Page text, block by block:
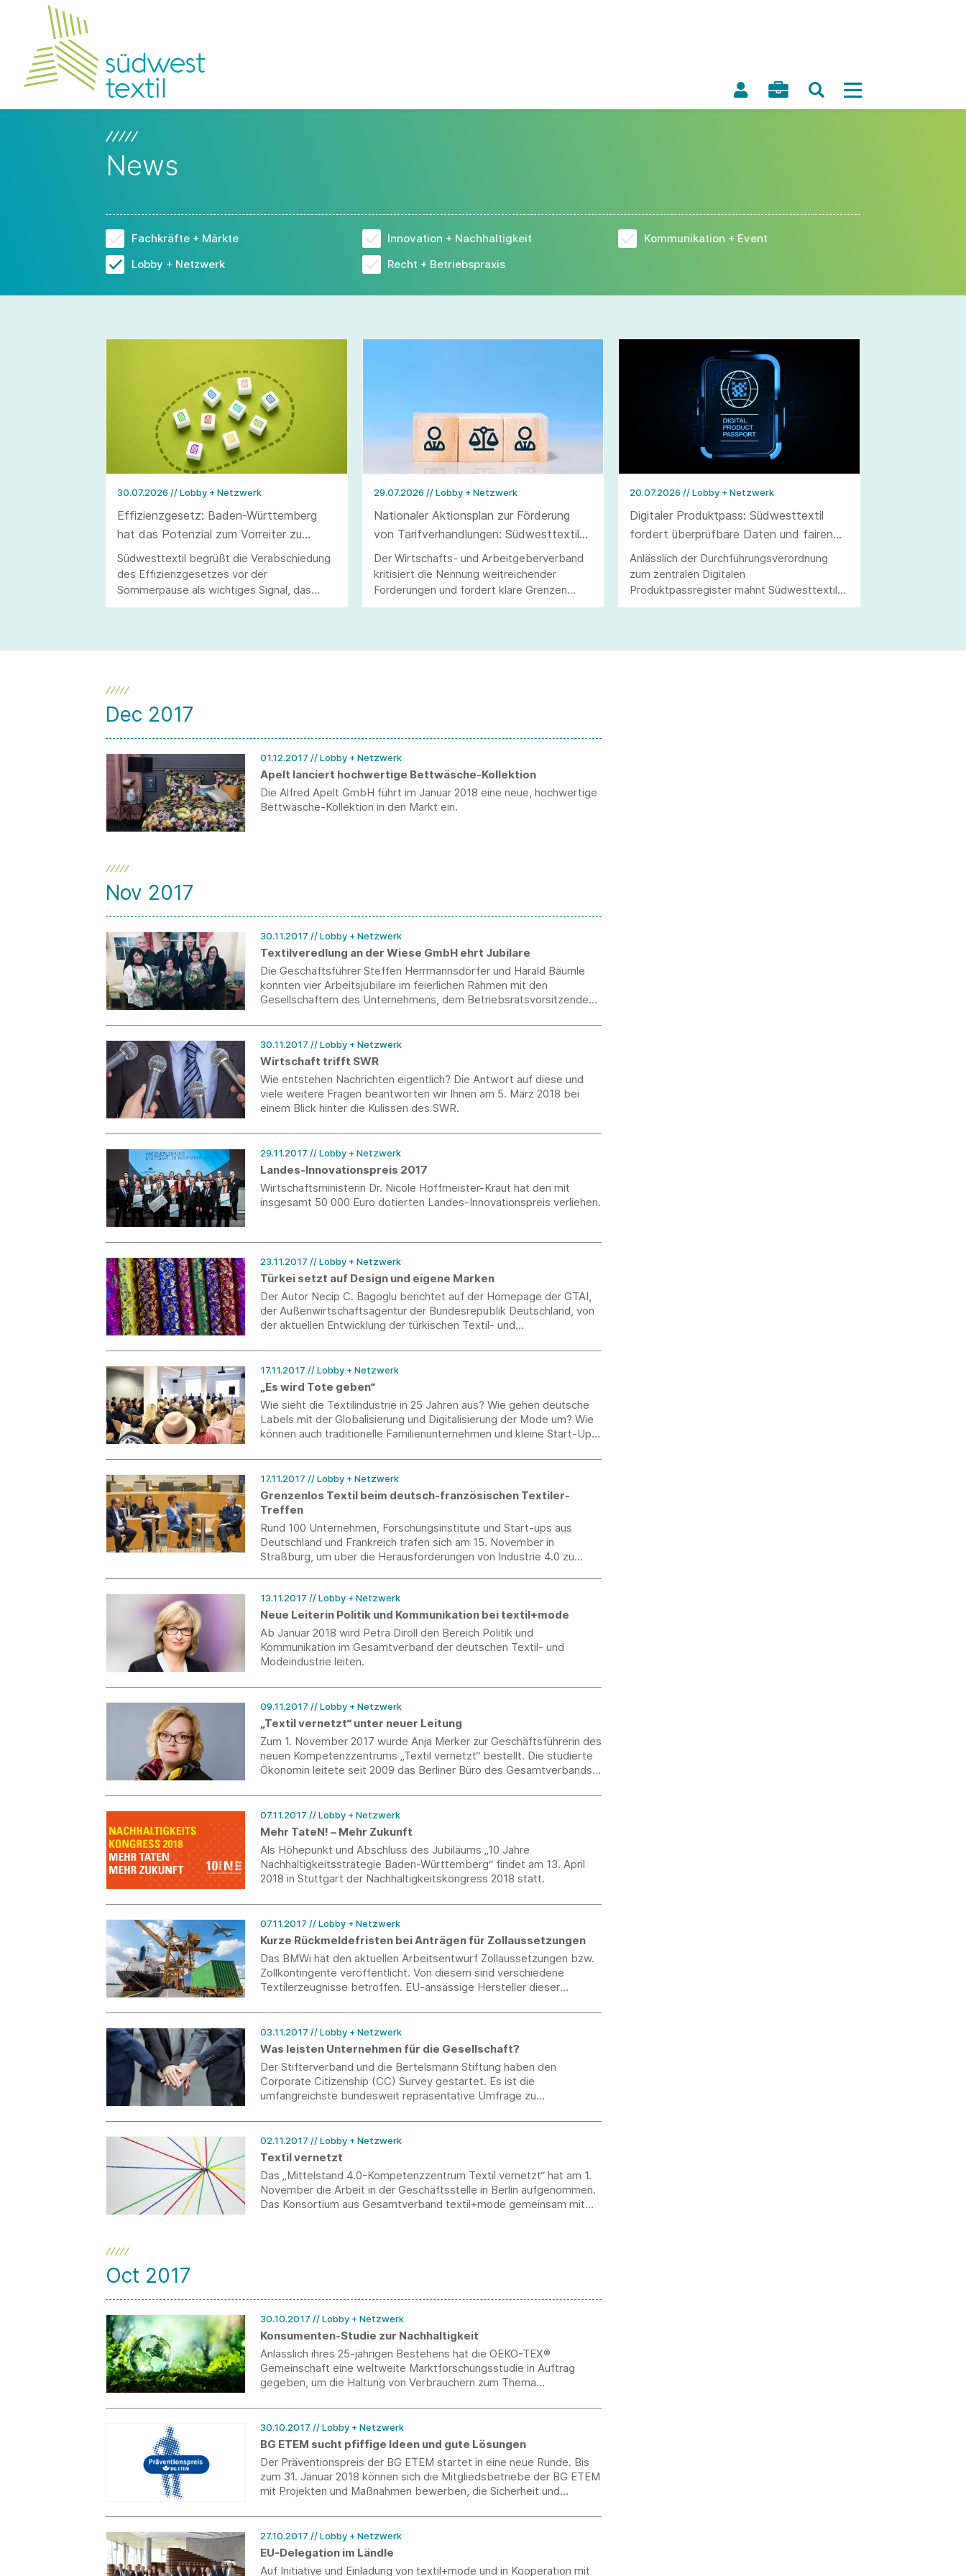
News
Fachkräfte + Märkte Innovation + Nachhaltigkeit
Kommunikation + Event
Lobby + Netzwerk
Recht + Betriebspraxis
30.07.2026 // Lobby + Netzwerk
Effizienzgesetz: Baden-Württemberg
hat das Potenzial zum Vorreiter zu
werden
Südwesttextil begrüßt die Verabschiedung
des Effizienzgesetzes vor der
Sommerpause als wichtiges Signal, das
allerdings erst durch eine stringente
29.07.2026 // Lobby + Netzwerk
Nationaler Aktionsplan zur Förderung
von Tarifverhandlungen: Südwesttextil
warnt vor Eingriffen in Tarifautonomie
und Koalitionsfreiheit
Der Wirtschafts- und Arbeitgeberverband
kritisiert die Nennung weitreichender
Forderungen und fordert klare Grenzen
staatlichen Handelns.
20.07.2026// Lobby + Netzwerk
Digitaler Produktpass: Südwesttextil
fordert überprüfbare Daten und fairen
Vollzug
Anlässlich der Durchführungsverordnung
zum zentralen Digitalen
Produktpassregister mahnt Südwesttextil
eine praxistaugliche Umsetzung an. Nur mit
Wettbewerb sichergestellt werden.
Dec 2017
01.12.2017 // Lobby + Netzwerk
Apelt lanciert hochwertige Bettwäsche-Kollektion
Die Alfred Apelt GmbH führt im Januar 2018 eine neue, hochwertige
Bettwäsche-Kollektion in den Markt ein.
Nov 2017
30.11.2017 // Lobby + Netzwerk
Textilveredlung an der Wiese GmbH ehrt Jubilare
Die Geschäftsführer Steffen Herrmannsdörfer und Harald Bäumle
konnten vier Arbeitsjubilare im feierlichen Rahmen mit den
Gesellschaftern des Unternehmens, dem Betriebsratsvorsitzenden
30.11.2017 // Lobby + Netzwerk
Wirtschaft trifft SWR
Wie entstehen Nachrichten eigentlich? Die Antwort auf diese und
viele weitere Fragen beantworten wir Ihnen am 5. März 2018 bei
einem Blick hinter die Kulissen des SWR.
29.11.2017 // Lobby + Netzwerk
Landes-Innovationspreis 2017
Wirtschaftsministerin Dr. Nicole Hoffmeister-Kraut hat den mit
insgesamt 50 000 Euro dotierten Landes-Innovationspreis verliehen.
23.11.2017 // Lobby + Netzwerk
Türkei setzt auf Design und eigene Marken
Der Autor Necip C. Bagoglu berichtet auf der Homepage der GTAI,
der Außenwirtschaftsagentur der Bundesrepublik Deutschland, von
der aktuellen Entwicklung der türkischen Textil- und
17.11.2017 // Lobby + Netzwerk
„Es wird Tote geben“
Wie sieht die Textilindustrie in 25 Jahren aus? Wie gehen deutsche
Labels mit der Globalisierung und Digitalisierung der Mode um? Wie
können auch traditionelle Familienunternehmen und kleine Start-Ups
17.11.2017 // Lobby + Netzwerk
Grenzenlos Textil beim deutsch-französischen Textiler-
Treffen
Rund 100 Unternehmen, Forschungsinstitute und Start-ups aus
Deutschland und Frankreich trafen sich am 15. November in
Straßburg, um über die Herausforderungen von Industrie 4.0 zu
13.11.2017 // Lobby + Netzwerk
Neue Leiterin Politik und Kommunikation bei textil+mode
Ab Januar 2018 wird Petra Diroll den Bereich Politik und
Kommunikation im Gesamtverband der deutschen Textil- und
Modeindustrie leiten.
09.11.2017 // Lobby + Netzwerk
„Textil vernetzt“ unter neuer Leitung
Zum 1. November 2017 wurde Anja Merker zur Geschäftsführerin des
neuen Kompetenzzentrums „Textil vernetzt“ bestellt. Die studierte
Ökonomin leitete seit 2009 das Berliner Büro des Gesamtverbands
Vereinigung Metalle tätig.
07.11.2017 // Lobby + Netzwerk
Mehr TateN! – Mehr Zukunft
Als Höhepunkt und Abschluss des Jubiläums „10 Jahre
Nachhaltigkeitsstrategie Baden-Württemberg“ findet am 13. April
2018 in Stuttgart der Nachhaltigkeitskongress 2018 statt.
07.11.2017 // Lobby + Netzwerk
Kurze Rückmeldefristen bei Anträgen für Zollaussetzungen
Das BMWi hat den aktuellen Arbeitsentwurf Zollaussetzungen bzw.
Zollkontingente veröffentlicht. Von diesem sind verschiedene
Textilerzeugnisse betroffen. EU-ansässige Hersteller dieser
Zollaussetzung nachteilig betroffen wären, können wirtschaftliche
Einwände an das BMWi richten. Hierbei sind relativ kurzfristige
Fristen in Bezug auf Neuanträge (7. Dezember 2017) und
03.11.2017 // Lobby + Netzwerk
Was leisten Unternehmen für die Gesellschaft?
Der Stifterverband und die Bertelsmann Stiftung haben den
Corporate Citizenship (CC) Survey gestartet. Es ist die
umfangreichste bundesweit repräsentative Umfrage zu
02.11.2017 // Lobby + Netzwerk
Textil vernetzt
Das „Mittelstand 4.0-Kompetenzzentrum Textil vernetzt“ hat am 1.
November die Arbeit in der Geschäftsstelle in Berlin aufgenommen.
Das Konsortium aus Gesamtverband textil+mode gemeinsam mit
Oct 2017
30.10.2017 // Lobby + Netzwerk
Konsumenten-Studie zur Nachhaltigkeit
Anlässlich ihres 25-jährigen Bestehens hat die OEKO-TEX®
Gemeinschaft eine weltweite Marktforschungsstudie in Auftrag
gegeben, um die Haltung von Verbrauchern zum Thema
30.10.2017 // Lobby + Netzwerk
BG ETEM sucht pfiffige Ideen und gute Lösungen
Der Präventionspreis der BG ETEM startet in eine neue Runde. Bis
zum 31. Januar 2018 können sich die Mitgliedsbetriebe der BG ETEM
mit Projekten und Maßnahmen bewerben, die Sicherheit und
Mitarbeiterinnen und Mitarbeiter, die an dem Projekt beteiligt waren,
gibt es wertvolle Sachpreise.
27.10.2017 // Lobby + Netzwerk
EU-Delegation im Ländle
Auf Initiative und Einladung von textil+mode und in Kooperation mit